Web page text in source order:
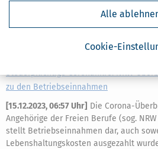
Cookie-
Alle
Steuerpflichtige Coronahilfe: NRW
zu den Betriebseinnahmen
[15.12.2023, 06:57 Uhr] Die Corona-
Angehörige der Freien Berufe (sog.
stellt Betriebseinnahmen dar, auch
Lebenshaltungskosten ausgezahlt